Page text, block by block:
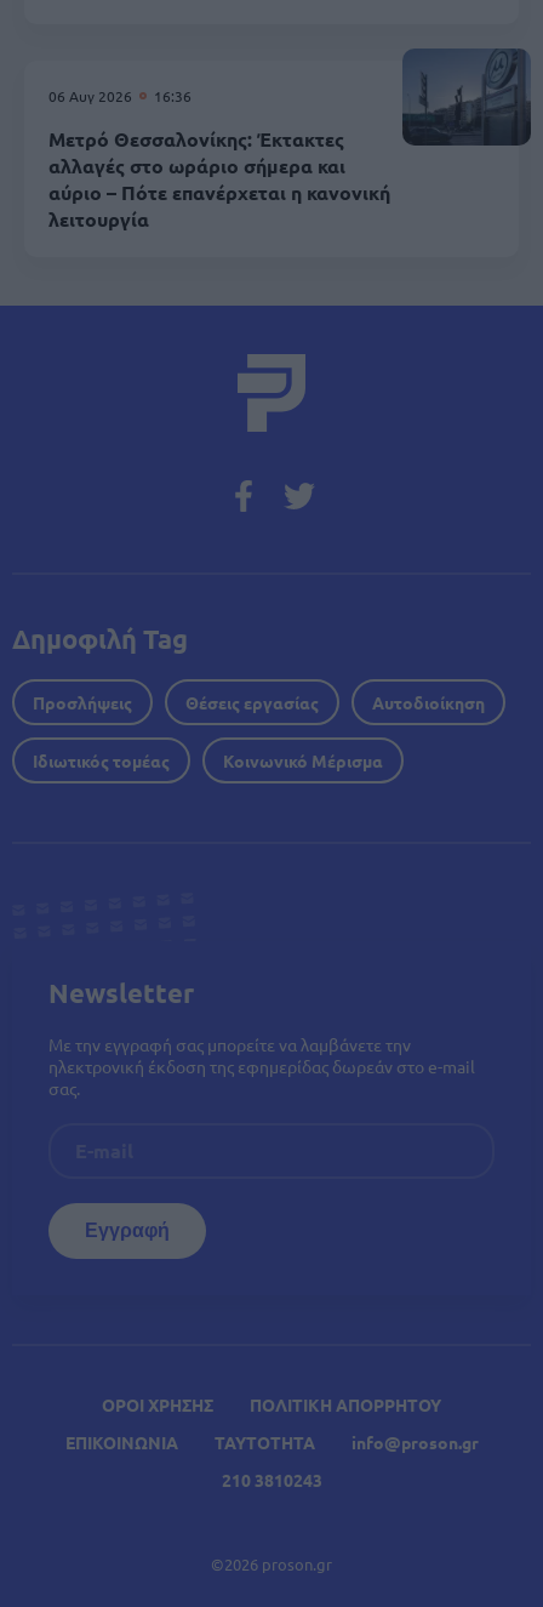
06 Αυγ 2026 16:36
Μετρό Θεσσαλονίκης: Έκτακτες
αλλαγές στο ωράριο σήμερα και
αύριο – Πότε επανέρχεται η κανονική
λειτουργία
ΟΡΟΙ ΧΡΗΣΗΣ
ΠΟΛΙΤΙΚΗ ΑΠΟΡΡΗΤΟΥ
ΕΠΙΚΟΙΝΩΝΙΑ
ΤΑΥΤΟΤΗΤΑ
info@proson.gr
210 3810243
©2026 proson.gr
Δημοφιλή Tag
Προσλήψεις Θέσεις εργασίας Αυτοδιοίκηση
Ιδιωτικός τομέας Κοινωνικό Μέρισμα
Newsletter
Με την εγγραφή σας μπορείτε να λαμβάνετε την
ηλεκτρονική έκδοση της εφημερίδας δωρεάν στο e-mail
σας.